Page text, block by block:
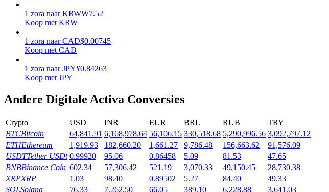
Verdien dagelijks competitieve beloningen
1 zora naar KRW₩7.52
Koop met KRW
1 zora naar CAD$0.00745
Koop met CAD
1 zora naar JPY¥0.84263
Koop met JPY
Andere Digitale Activa Conversies
Crypto USD INR EUR BRL RUB
TRY
BTCBitcoin 64,841.91 6,168,978.64 56,106.15 330,518.68 5,290,996.56 3,092,797.12
ETHEthereum 1,919.93 182,660.20 1,661.27 9,786.48 156,663.62
91,576.09
USDTTether USDt 0.99920 95.06 0.86458 5.09 81.53
47.65
BNBBinance Coin 602.34 57,306.42 521.19 3,070.33 49,150.45
28,730.38
XRPXRP 1.03 98.40 0.89502 5.27 84.40
49.33
SOLSolana 76.33 7,262.50 66.05 389.10 6,228.88
3,641.03